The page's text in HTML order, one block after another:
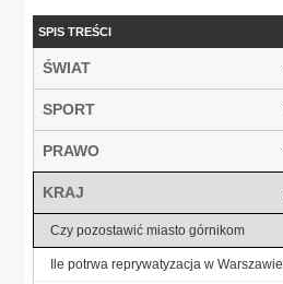
SPIS TREŚCI
ŚWIAT
SPORT
PRAWO
KRAJ
Czy pozostawić miasto górnikom
Ile potrwa reprywatyzacja w Warszawie